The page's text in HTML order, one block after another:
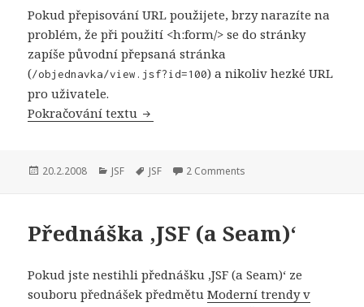
Pokud přepisování URL použijete, brzy narazíte na
problém, že při použití <h:form/> se do stránky
zapíše původní přepsaná stránka
(/objednavka/view.jsf?id=100) a nikoliv hezké URL
pro uživatele.
Pokračování textu JSF a hezká URL
Publikováno:
20.2.2008 Rubriky:
JSF Štítky:
JSF 2 Comments
Přednáška ‚JSF (a Seam)‘
Pokud jste nestihli přednášku ‚JSF (a Seam)‘ ze
souboru přednášek předmětuModerní trendy v